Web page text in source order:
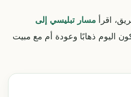
اقرأ مسار تبليسي إلى
اليوم ذهابًا وعودة أم مع مبيت